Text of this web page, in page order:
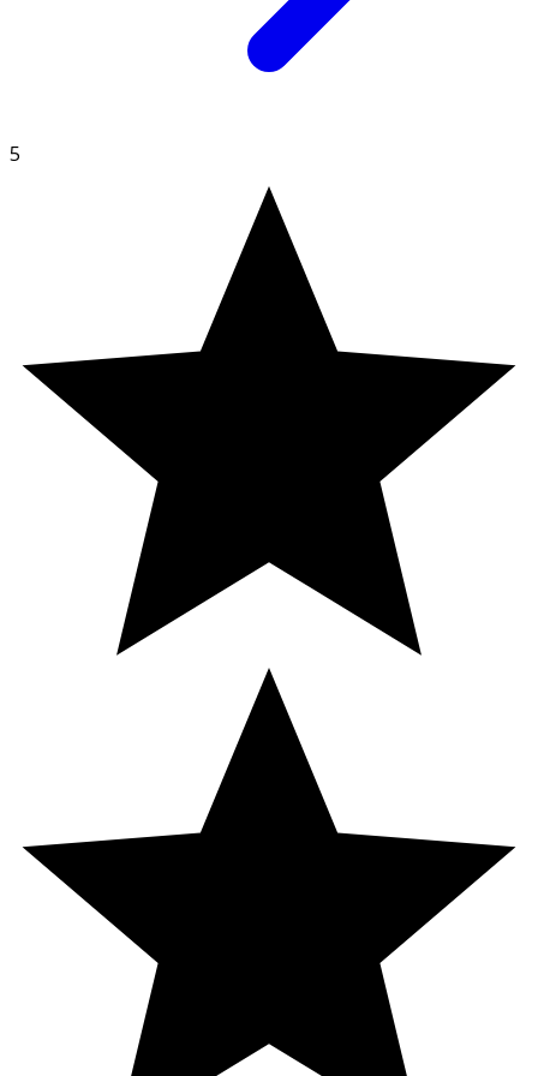
· En golfbollsstor klick räcker ungefär till en vuxen
· Låt torka in ordentligt innan du badar eller sätter på
Förvaras enligt anvisningarna på förpackningen.
Aqua, Butane, Propylene Glycol, Octocrylene, Palmitic
acid, Diethylamino Hydroxybenzoyl Hexyl Benzoate,
Stearic acid, VP/Hexadecene Copolymer, Isobutane, Butyl
Methoxydibenzoylmethane, PVP, Polysorbate 20,
Triethanolamine, Hydrolyzed silk, Bis-
ethylhexyloxyphenol Methoxyphenyl Triazine ,Ethylhexyl
Triazone, Hydrolyzed Collagen, Tocopheryl Acetate,
Sodium ascorbyl phosphate, Glycerin, Dimethicone,
5